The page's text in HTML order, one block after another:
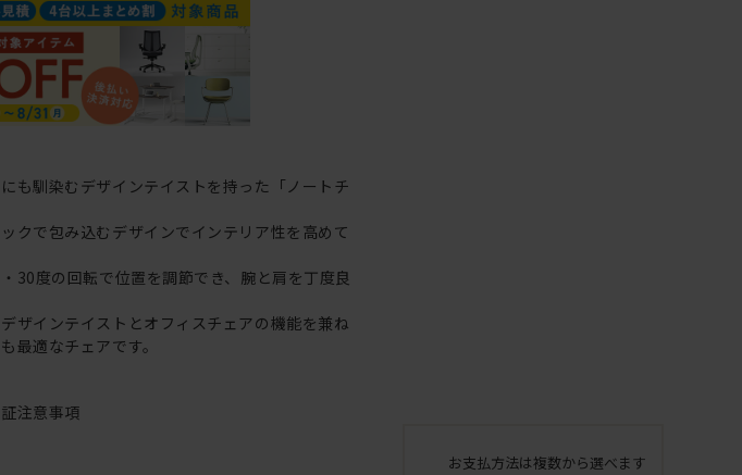
も馴染むデザインテイストを持った「ノートチ
クで包み込むデザインでインテリア性を高めて
30度の回転で位置を調節でき、腕と肩を丁度良
ザインテイストとオフィスチェアの機能を兼ね
最適なチェアです。
注意事項
お支払方法は複数から選べます